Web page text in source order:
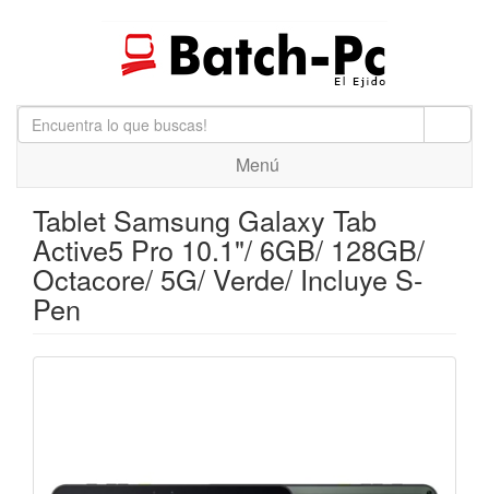
Menú
Tablet Samsung Galaxy Tab
Active5 Pro 10.1"/ 6GB/ 128GB/
Octacore/ 5G/ Verde/ Incluye S-
Pen